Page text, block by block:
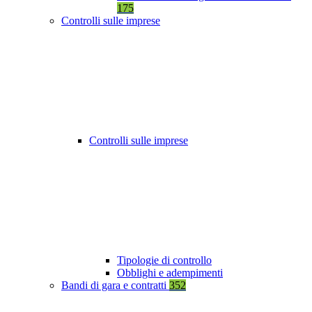
175
Controlli sulle imprese
Controlli sulle imprese
Tipologie di controllo
Obblighi e adempimenti
Bandi di gara e contratti 352